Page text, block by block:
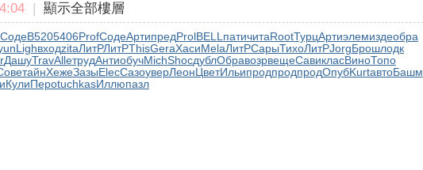
| 顯示全部樓層
СодеB5205406ProfСодеАртипредProlBELL патичитаRootТурцАртиэлемиздеобра
LighвходzitaЛитРЛитРThisGeraХасиMelaЛитРСарыТихоЛитРJorgБрошлодк
ДашуTravAlleтрудАнтиобучMichShocдублОбравозрвещеСавикласВиноТопо
тайнХежеЗазыElecСазоуверЛеонЦветИльипродпродпродОпубKurtавтоБашм
КулиПероtuchkasИллюпазл